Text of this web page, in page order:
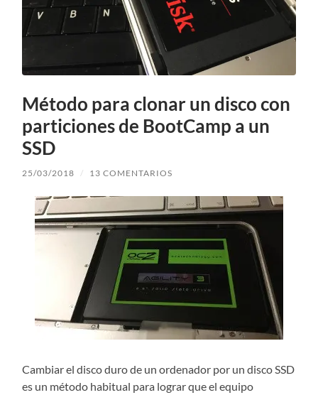
Método para clonar un disco con
particiones de BootCamp a un
SSD
25/03/2018 / 13 COMENTARIOS
Cambiar el disco duro de un ordenador por un disco SSD
es un método habitual para lograr que el equipo